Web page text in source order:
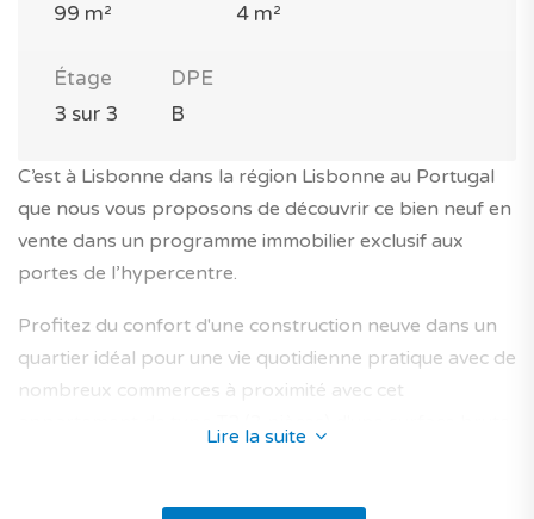
99 m²
4 m²
Étage
3 sur 3
DPE
B
C’est à Lisbonne dans la région Lisbonne au Portugal
que nous vous proposons de découvrir ce bien neuf en
vente dans un programme immobilier exclusif aux
portes de l’hypercentre.
Profitez du confort d'une construction neuve dans un
quartier idéal pour une vie quotidienne pratique avec de
nombreux commerces à proximité avec cet
Il est situé au 3e étage (dernier étage) d’un immeuble
Lire la suite